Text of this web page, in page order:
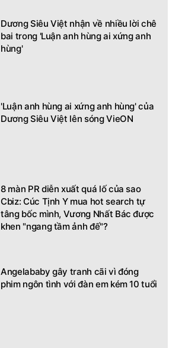
Dương Siêu Việt nhận về nhiều lời chê
bai trong 'Luận anh hùng ai xứng anh
hùng'
'Luận anh hùng ai xứng anh hùng' của
Dương Siêu Việt lên sóng VieON
8 màn PR diễn xuất quá lố của sao
Cbiz: Cúc Tịnh Y mua hot search tự
tâng bốc mình, Vương Nhất Bác được
khen "ngang tầm ảnh đế"?
Angelababy gây tranh cãi vì đóng
phim ngôn tình với đàn em kém 10 tuổi